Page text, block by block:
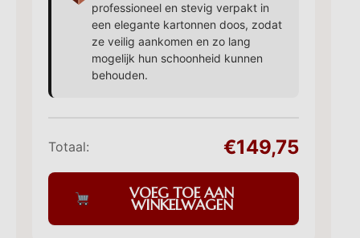
professioneel en stevig verpakt in
een elegante kartonnen doos, zodat
ze veilig aankomen en zo lang
mogelijk hun schoonheid kunnen
behouden.
Totaal: €149,75
VOEG TOE AAN
WINKELWAGEN